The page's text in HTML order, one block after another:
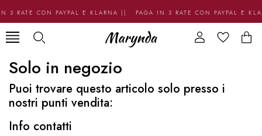
3 RATE CON PAYPAL E KLARNA || PAGA IN 3 RATE CON PAYPAL E
Solo in negozio
Puoi trovare questo articolo solo presso i
nostri punti vendita:
Info contatti